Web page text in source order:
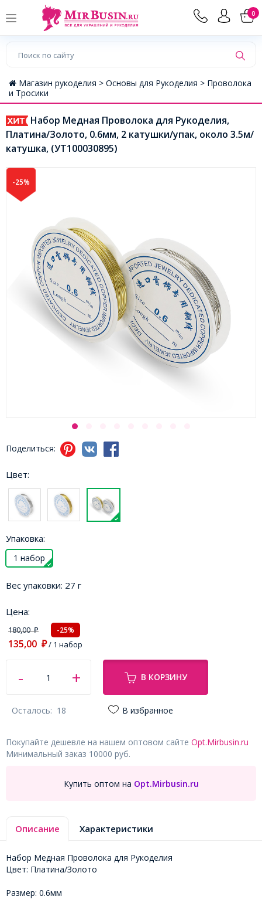
0
Магазин рукоделия > Основы для Рукоделия > Проволока
и Тросики
Набор Медная Проволока для Рукоделия,
Платина/Золото, 0.6мм, 2 катушки/упак, около 3.5м/
катушка, (УТ100030895)
-25%
Поделиться:
Цвет:
Упаковка:
1 набор
Вес упаковки: 27 г
Цена:
180,00₽ -25%
135,00 ₽/ 1 набор
В КОРЗИНУ
Осталось: 18 В избранное
Покупайте дешевле на нашем оптовом сайте Opt.Mirbusin.ru
Минимальный заказ 10000 руб.
Купить оптом на Opt.Mirbusin.ru
Описание Характеристики
Набор Медная Проволока для Рукоделия
Цвет: Платина/Золото
Размер: 0.6мм